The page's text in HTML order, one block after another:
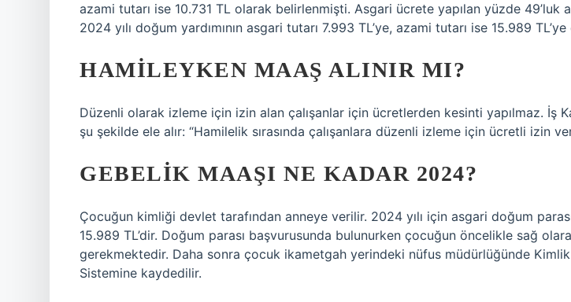
azami tutarı ise 10.731 TL olarak belirlenmişti. Asgari ücrete yapılan yüzde 49’luk
2024 yılı doğum yardımının asgari tutarı 7.993 TL’ye, azami tutarı ise 15.989 TL’ye
HAMILEYKEN MAAŞ ALINIR MI?
Düzenli olarak izleme için izin alan çalışanlar için ücretlerden kesinti yapılmaz. İş
şu şekilde ele alır: “Hamilelik sırasında çalışanlara düzenli izleme için ücretli izin
GEBELIK MAAŞI NE KADAR 2024?
Çocuğun kimliği devlet tarafından anneye verilir. 2024 yılı için asgari doğum
15.989 TL’dir. Doğum parası başvurusunda bulunurken çocuğun öncelikle sağ
gerekmektedir. Daha sonra çocuk ikametgah yerindeki nüfus müdürlüğünde Kimlik
Sistemine kaydedilir.